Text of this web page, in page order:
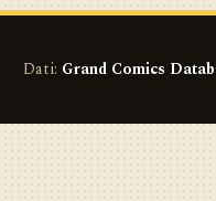
Dati: Grand Comics